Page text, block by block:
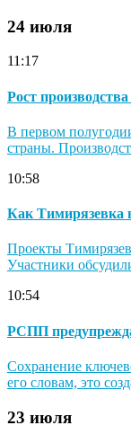
24 июля
11:17
Рост
В первом
страны.
10:58
Как Тимирязевка
Проекты
Участники
10:54
РСПП
Сохранение
его словам, это
23 июля